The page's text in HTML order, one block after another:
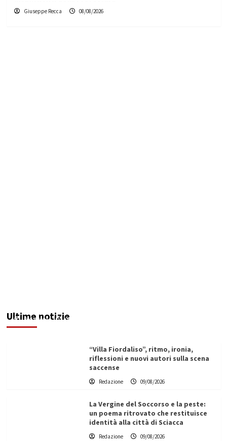
Giuseppe Recca 08/08/2026
Ultime notizie
Redazione 09/08/2026
“Villa Fiordaliso”, ritmo, ironia,
riflessioni e nuovi autori sulla scena
saccense
Redazione 09/08/2026
La Vergine del Soccorso e la peste:
un poema ritrovato che restituisce
identità alla città di Sciacca
Redazione 09/08/2026